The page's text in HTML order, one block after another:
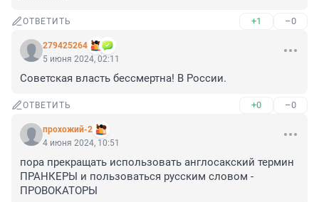
ОТВЕТИТЬ +1 –0
279425264
5 июня 2024, 02:11
Советская власть бессмертна! В России.
ОТВЕТИТЬ +0 –0
прохожий-2
4 июня 2024, 10:51
пора прекращать использовать англосакский термин
ПРАНКЕРЫ и пользоваться русским словом -
ПРОВОКАТОРЫ